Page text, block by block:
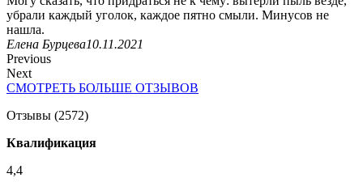
убрали каждый уголок, каждое пятно смыли. Минусов не
нашла.
Елена Бурцева10.11.2021
Previous
Next
СМОТРЕТЬ БОЛЬШЕ ОТЗЫВОВ
Отзывы (2572)
Квалификация
4,4